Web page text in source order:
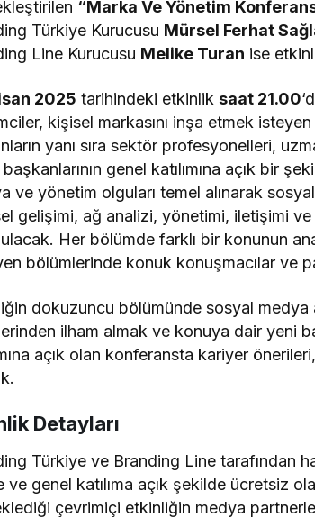
“Marka Ve Yönetim
Türkiye Kurucusu Mürsel Ferhat
Line Kurucusu Melike Turan ise
2025 tarihindeki etkinliksaat 21.00
kişisel markasını inşa etmek
yanı sıra sektör profesyonelleri,
genel katılımına açık bir
ve yönetim olguları temel alınarak
gelişimi, ağ analizi, yönetimi, iletişimi ve
Her bölümde farklı bir konunun
bölümlerinde konuk konuşmacılar ve
dokuzuncu bölümünde sosyal medya
ilham almak ve konuya dair yeni
açık olan konferansta kariyer
Detayları
Türkiye ve Branding Line tarafından
ve genel katılıma açık şekilde ücretsiz
çevrimiçi etkinliğin medya